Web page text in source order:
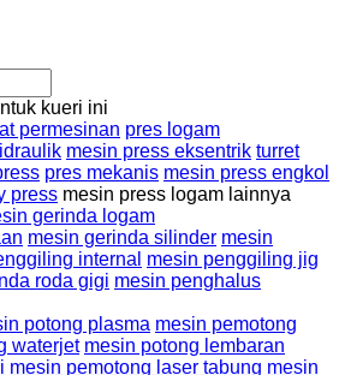
kueri ini
permesinan pres logam
mesin press eksentrik turret
pres mekanis mesin press engkol
press mesin press logam lainnya
gerinda logam
mesin gerinda silinder mesin
internal mesin penggiling jig
roda gigi mesin penghalus
potong plasma mesin pemotong
waterjet mesin potong lembaran
mesin pemotong laser tabung mesin